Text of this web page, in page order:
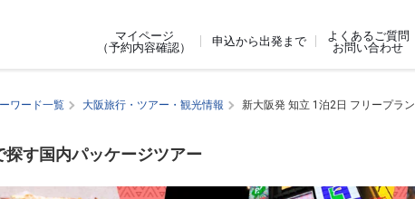
マイページ
（予約内容確認）
申込から出発まで
よくあるご質問
お問い合わせ
ワード一覧 大阪旅行・ツアー・観光情報 新大阪発 知立 1泊2日 フリープラン
探す国内パッケージツアー